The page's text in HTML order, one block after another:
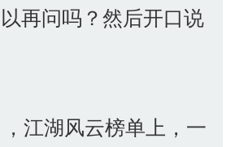
再问吗？然后开口说
江湖风云榜单上，一